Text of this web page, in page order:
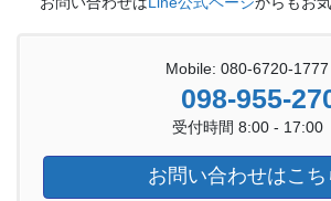
Mobile: 080-6720-1777
098-955-
受付時間 8:00 - 17:00
お問い合わせはこち